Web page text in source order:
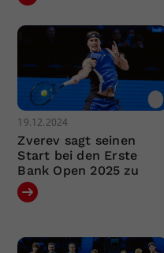
19.12.2024
Zverev sagt seinen
Start bei den Erste
Bank Open 2025 zu